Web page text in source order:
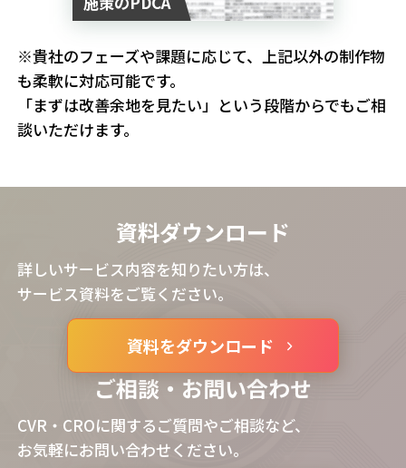
※貴社のフェーズや課題に応じて、上記以外の制作物
も柔軟に対応可能です。
「まずは改善余地を見たい」という段階からでもご相
談いただけます。
資料ダウンロード
詳しいサービス内容を知りたい方は、
サービス資料をご覧ください。
資料をダウンロード
ご相談・お問い合わせ
CVR・CROに関するご質問やご相談など、
お気軽にお問い合わせください。